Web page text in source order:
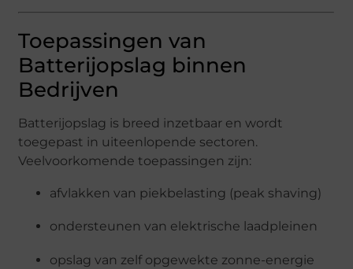
Toepassingen van
Batterijopslag binnen
Bedrijven
Batterijopslag is breed inzetbaar en wordt
toegepast in uiteenlopende sectoren.
Veelvoorkomende toepassingen zijn:
afvlakken van piekbelasting (peak shaving)
ondersteunen van elektrische laadpleinen
opslag van zelf opgewekte zonne-energie